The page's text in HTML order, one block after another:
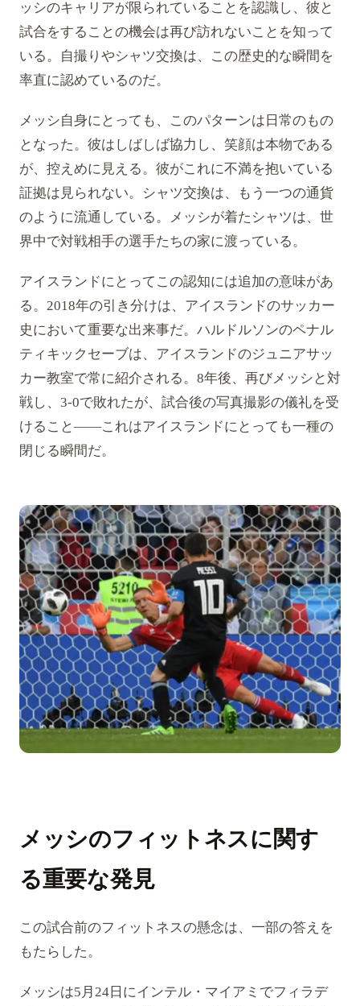
ッシのキャリアが限られていることを認識し、彼と
試合をすることの機会は再び訪れないことを知って
いる。自撮りやシャツ交換は、この歴史的な瞬間を
率直に認めているのだ。
メッシ自身にとっても、このパターンは日常のもの
となった。彼はしばしば協力し、笑顔は本物である
が、控えめに見える。彼がこれに不満を抱いている
証拠は見られない。シャツ交換は、もう一つの通貨
のように流通している。メッシが着たシャツは、世
界中で対戦相手の選手たちの家に渡っている。
アイスランドにとってこの認知には追加の意味があ
る。2018年の引き分けは、アイスランドのサッカー
史において重要な出来事だ。ハルドルソンのペナル
ティキックセーブは、アイスランドのジュニアサッ
カー教室で常に紹介される。8年後、再びメッシと対
戦し、3-0で敗れたが、試合後の写真撮影の儀礼を受
けること――これはアイスランドにとっても一種の
閉じる瞬間だ。
メッシのフィットネスに関す
る重要な発見
この試合前のフィットネスの懸念は、一部の答えを
もたらした。
メッシは5月24日にインテル・マイアミでフィラデ